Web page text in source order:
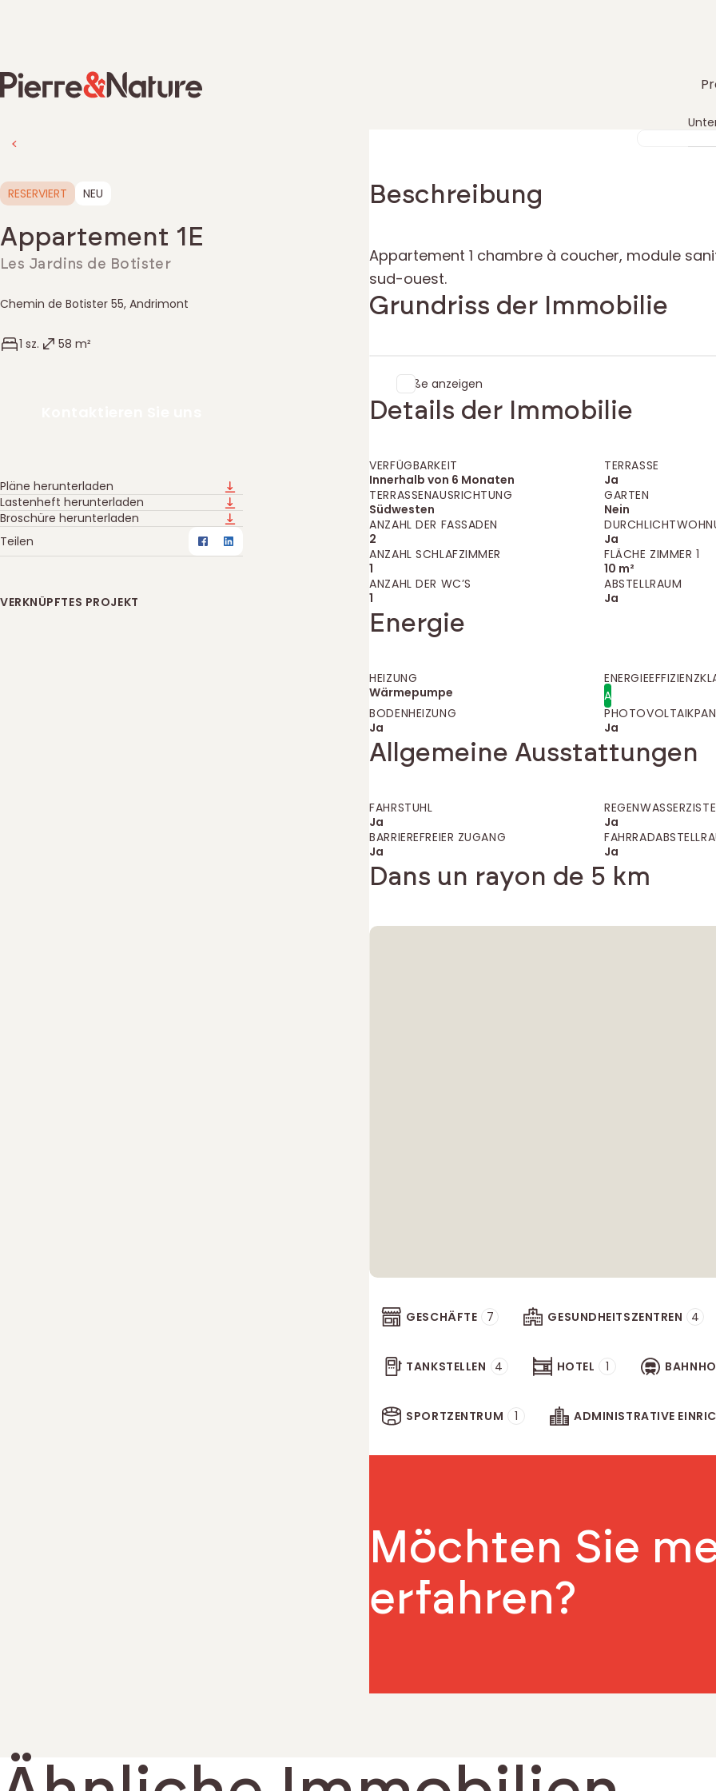
Pierre & Nature
RESERVIERT NEU
Appartement 1E
Les Jardins de Botister
Chemin de Botister 55, Andrimont
Anzahl Schlafzimmer
1 sz. Wohnfläche
58 m²
Downloads
Pläne herunterladen
Lastenheft herunterladen
Broschüre herunterladen
Teilen
Facebook
LinkedIn
VERKNÜPFTES PROJEKT
Beschreibung
Appartement 1 chambre à coucher, module
sud-ouest.
Etage
Grundriss der Immobilie
Maße anzeigen
Details der Immobilie
VERFÜGBARKEIT
Innerhalb von 6 Monaten
TERRASSE
Ja
TERRASSENAUSRICHTUNG
Südwesten
GARTEN
Nein
ANZAHL DER FASSADEN
2
Ja
ANZAHL SCHLAFZIMMER
1
FLÄCHE ZIMMER 1
10 m²
ANZAHL DER WC’S
1
ABSTELLRAUM
Ja
Energie
HEIZUNG
Wärmepumpe
A
BODENHEIZUNG
Ja
Ja
Allgemeine Ausstattungen
FAHRSTUHL
Ja
Ja
BARRIEREFREIER ZUGANG
Ja
Ja
Dans un rayon de 5 km
GESCHÄFTE 7 GESUNDHEITSZENTREN 4
TANKSTELLEN 4 HOTEL 1
SPORTZENTRUM 1 ADMINISTRATIVE
Möchten Sie
erfahren?